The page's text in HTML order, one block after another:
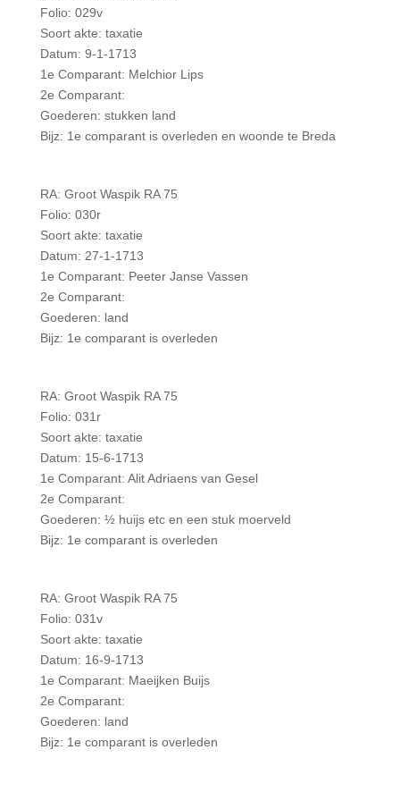
Folio: 029v
Soort akte: taxatie
Datum: 9-1-1713
1e Comparant: Melchior Lips
2e Comparant:
Goederen: stukken land
Bijz: 1e comparant is overleden en woonde te Breda
RA: Groot Waspik RA 75
Folio: 030r
Soort akte: taxatie
Datum: 27-1-1713
1e Comparant: Peeter Janse Vassen
2e Comparant:
Goederen: land
Bijz: 1e comparant is overleden
RA: Groot Waspik RA 75
Folio: 031r
Soort akte: taxatie
Datum: 15-6-1713
1e Comparant: Alit Adriaens van Gesel
2e Comparant:
Goederen: ½ huijs etc en een stuk moerveld
Bijz: 1e comparant is overleden
RA: Groot Waspik RA 75
Folio: 031v
Soort akte: taxatie
Datum: 16-9-1713
1e Comparant: Maeijken Buijs
2e Comparant:
Goederen: land
Bijz: 1e comparant is overleden